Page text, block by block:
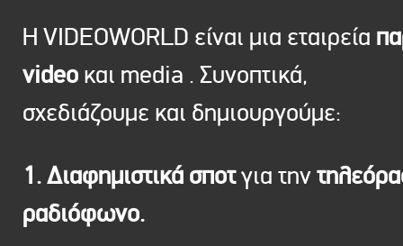
Η VIDEOWORLD είναι μια εταιρεία
video και media . Συνοπτικά,
σχεδιάζουμε και δημιουργούμε:
1. Διαφημιστικά σποτγια την
ραδιόφωνο.